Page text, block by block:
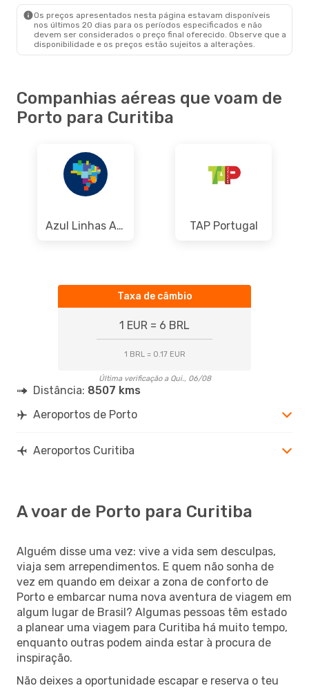
Os preços apresentados nesta página estavam disponíveis
nos últimos 20 dias para os períodos especificados e não
devem ser considerados o preço final oferecido. Observe que a
disponibilidade e os preços estão sujeitos a alterações.
Companhias aéreas que voam de
Porto para Curitiba
Azul Linhas Aereas Brasileiras TAP Portugal
Taxa de câmbio
1 EUR = 6 BRL
1 BRL = 0.17 EUR
Última verificação a Qui., 06/08
Distância: 8507 kms
Aeroportos de Porto
Aeroportos Curitiba
A voar de Porto para Curitiba
Alguém disse uma vez: vive a vida sem desculpas,
viaja sem arrependimentos. E quem não sonha de
vez em quando em deixar a zona de conforto de
Porto e embarcar numa nova aventura de viagem em
algum lugar de Brasil? Algumas pessoas têm estado
a planear uma viagem para Curitiba há muito tempo,
enquanto outras podem ainda estar à procura de
inspiração.
Não deixes a oportunidade escapar e reserva o teu